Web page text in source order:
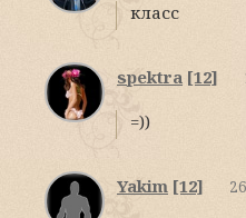
класс
spektra [12]
=))
Yakim [12]